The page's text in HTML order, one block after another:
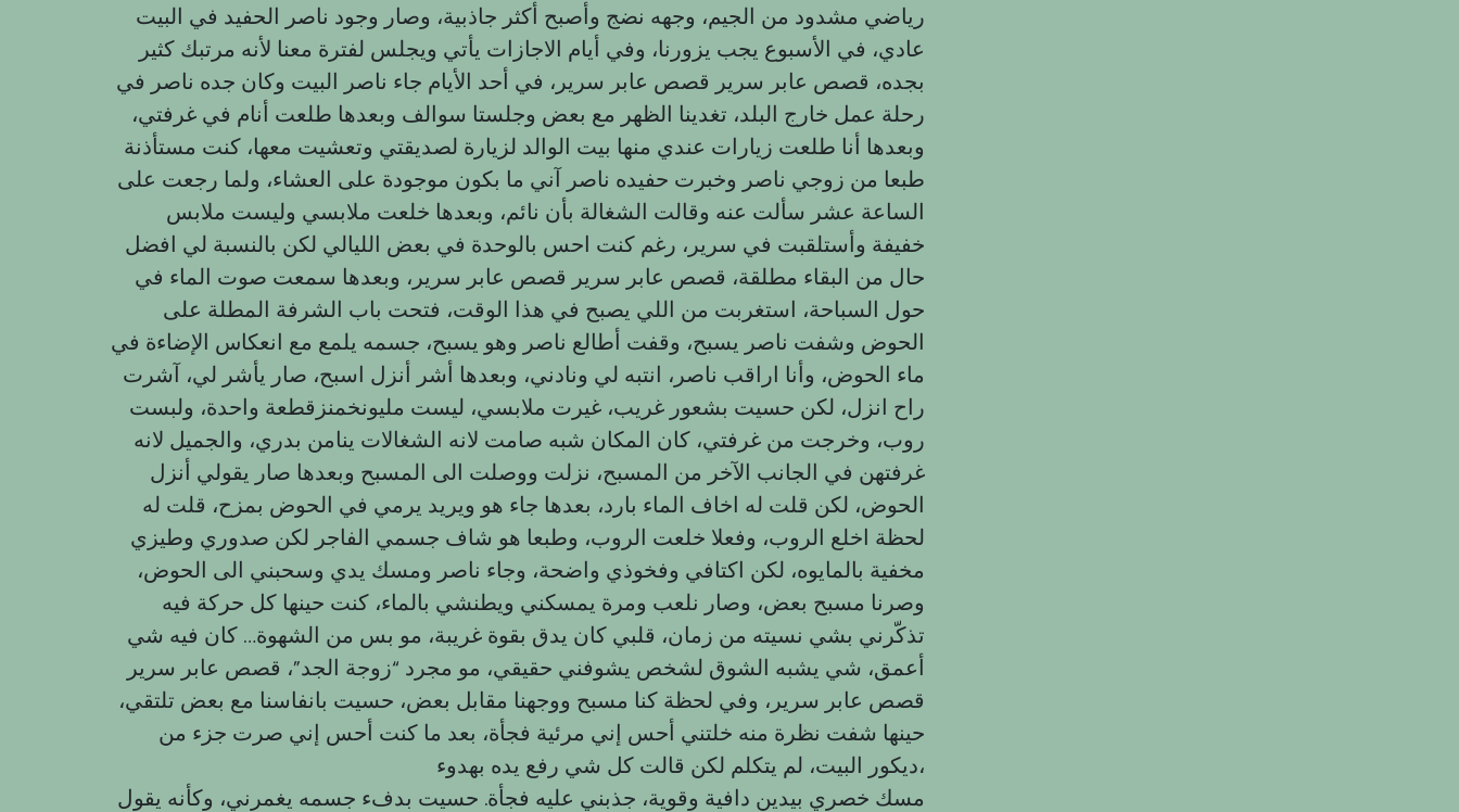
رياضي مشدود من الجيم، وجهه نضج وأصبح أكثر جاذبية، وصار وجود ناصر الحفيد في البيت
عادي، في الأسبوع يجب يزورنا، وفي أيام الاجازات يأتي ويجلس لفترة معنا لأنه مرتبك كثير
بجده، قصص عابر سرير قصص عابر سرير، في أحد الأيام جاء ناصر البيت وكان جده ناصر في
رحلة عمل خارج البلد، تغدينا الظهر مع بعض وجلستا سوالف وبعدها طلعت أنام في غرفتي،
وبعدها أنا طلعت زيارات عندي منها بيت الوالد لزيارة لصديقتي وتعشيت معها، كنت مستأذنة
طبعا من زوجي ناصر وخبرت حفيده ناصر آني ما بكون موجودة على العشاء، ولما رجعت على
الساعة عشر سألت عنه وقالت الشغالة بأن نائم، وبعدها خلعت ملابسي وليست ملابس
خفيفة وأستلقبت في سرير، رغم كنت احس بالوحدة في بعض الليالي لكن بالنسبة لي افضل
حال من البقاء مطلقة، قصص عابر سرير قصص عابر سرير، وبعدها سمعت صوت الماء في
حول السباحة، استغربت من اللي يصبح في هذا الوقت، فتحت باب الشرفة المطلة على
الحوض وشفت ناصر يسبح، وقفت أطالع ناصر وهو يسبح، جسمه يلمع مع انعكاس الإضاءة في
ماء الحوض، وأنا اراقب ناصر، انتبه لي ونادني، وبعدها أشر أنزل اسبح، صار يأشر لي، آشرت
راح انزل، لكن حسيت بشعور غريب، غيرت ملابسي، ليست مليونخمنزقطعة واحدة، ولبست
روب، وخرجت من غرفتي، كان المكان شبه صامت لانه الشغالات ينامن بدري، والجميل لانه
غرفتهن في الجانب الآخر من المسبح، نزلت ووصلت الى المسبح وبعدها صار يقولي أنزل
الحوض، لكن قلت له اخاف الماء بارد، بعدها جاء هو ويريد يرمي في الحوض بمزح، قلت له
لحظة اخلع الروب، وفعلا خلعت الروب، وطبعا هو شاف جسمي الفاجر لكن صدوري وطيزي
مخفية بالمايوه، لكن اكتافي وفخوذي واضحة، وجاء ناصر ومسك يدي وسحبني الى الحوض،
وصرنا مسبح بعض، وصار نلعب ومرة يمسكني ويطنشي بالماء، كنت حينها كل حركة فيه
تذكّرني بشي نسيته من زمان، قلبي كان يدق بقوة غريبة، مو بس من الشهوة… كان فيه شي
أعمق، شي يشبه الشوق لشخص يشوفني حقيقي، مو مجرد “زوجة الجد”، قصص عابر سرير
قصص عابر سرير، وفي لحظة كنا مسبح ووجهنا مقابل بعض، حسيت بانفاسنا مع بعض تلتقي،
حينها شفت نظرة منه خلتني أحس إني مرئية فجأة، بعد ما كنت أحس إني صرت جزء من
ديكور البيت، لم يتكلم لكن قالت كل شي رفع يده بهدوء،
مسك خصري بيدين دافية وقوية، جذبني عليه فجأة. حسيت بدفء جسمه يغمرني، وكأنه يقول